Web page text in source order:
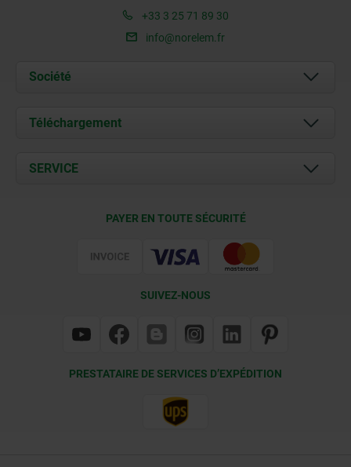
+33 3 25 71 89 30
info@norelem.fr
Société
À propos de nous
Contact
Téléchargement
Documents
SERVICE
PAYER EN TOUTE SÉCURITÉ
SUIVEZ-NOUS
PRESTATAIRE DE SERVICES D’EXPÉDITION